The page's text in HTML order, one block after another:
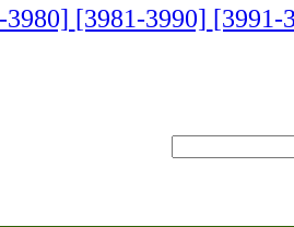
3980] [3981-3990] [3991-